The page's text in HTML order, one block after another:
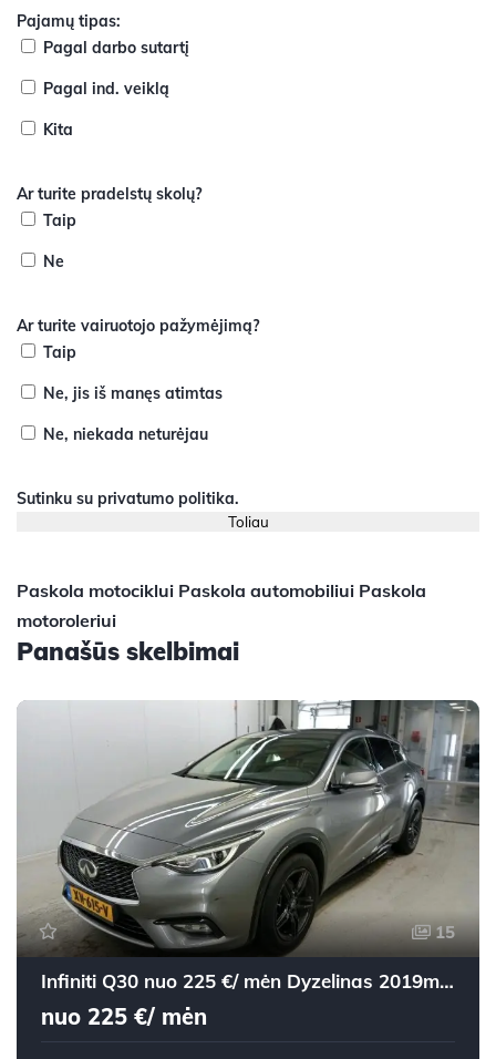
Pajamų tipas:
Pagal darbo sutartį
Pagal ind. veiklą
Kita
Ar turite pradelstų skolų?
Taip
Ne
Ar turite vairuotojo pažymėjimą?
Taip
Ne, jis iš manęs atimtas
Ne, niekada neturėjau
Sutinku su privatumo politika.
Paskola motociklui Paskola automobiliui Paskola
motoroleriui
Panašūs skelbimai
15
Infiniti Q30 nuo 225 €/ mėn Dyzelinas 2019m. Visureigis Mechaninė
nuo 225 €/ mėn